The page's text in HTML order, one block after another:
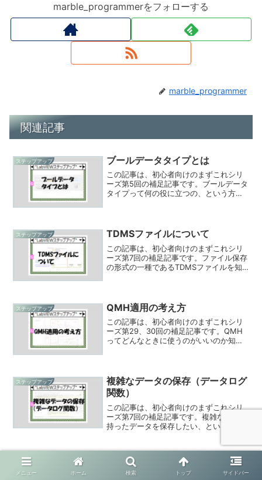
marble_programmerをフォローする
marble_programmer
関連記事
ステップアップ ブールデータタイプとは
この記事は、初心者向けのまずこれシリ
ーズ第5回の補足記事です。ブールデータ
タイプって何の役に立つの、という方向
ステップアップ TDMSファイルについて
この記事は、初心者向けのまずこれシリ
ーズ第7回の補足記事です。ファイル保存
の形式の一種であるTDMSファイルを知
ステップアップ QMH適用の考え方
この記事は、初心者向けのまずこれシリ
ーズ第29、30回の補足記事です。QMH
ってどんなときに使うのがいいのか知り
ステップアップ
複雑なデータの保存（データログ
関数）
この記事は、初心者向けのまずこれシリ
ーズ第7回の補足記事です。複雑な構造を
持ったデータを保存したい、という方向
ステップアップ 配列関数に慣れよう
この記事は、初心者向けのまずこれシリ
メニュー ホーム 検索 トップ サイドバー